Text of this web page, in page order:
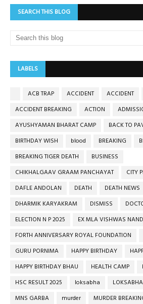
SEARCH THIS BLOG
LABELS
ACB TRAP ACCIDENT ACCIDENT
ACCIDENT BREAKING
ACTION
AYUSHYAMAN BHARAT CAMP
BACK TO
BIRTHDAY WISH
blood BREAKING
BREAKING TIGER DEATH
BUSINESS
CHIKHALGAAV GRAAM PANCHAYAT
CITY
DAFLE ANDOLAN
DEATH DEATH NEWS
DHARMIK KARYAKRAM
DISMISS
ELECTION N P 2025
EX MLA VISHWAS
FORTH ANNIVERSARY ROYAL FOUNDATION
GURU PORNIMA
HAPPY BIRTHDAY
HAPPY BIRTHDAY BHAU
HEALTH CAMP
HSC RESULT 2025
loksabha
MNS GARBA
murder
MURDER